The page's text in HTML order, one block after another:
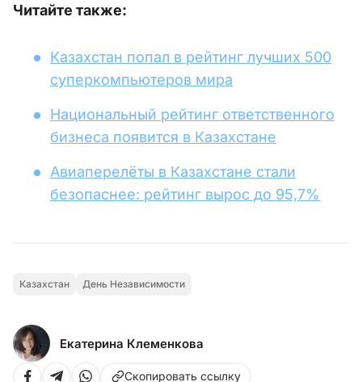
Читайте также:
Казахстан попал в рейтинг лучших 500
суперкомпьютеров мира
Национальный рейтинг ответственного
бизнеса появится в Казахстане
Авиаперелёты в Казахстане стали
безопаснее: рейтинг вырос до 95,7%
Казахстан День Независимости
Екатерина Клеменкова
Скопировать ссылку